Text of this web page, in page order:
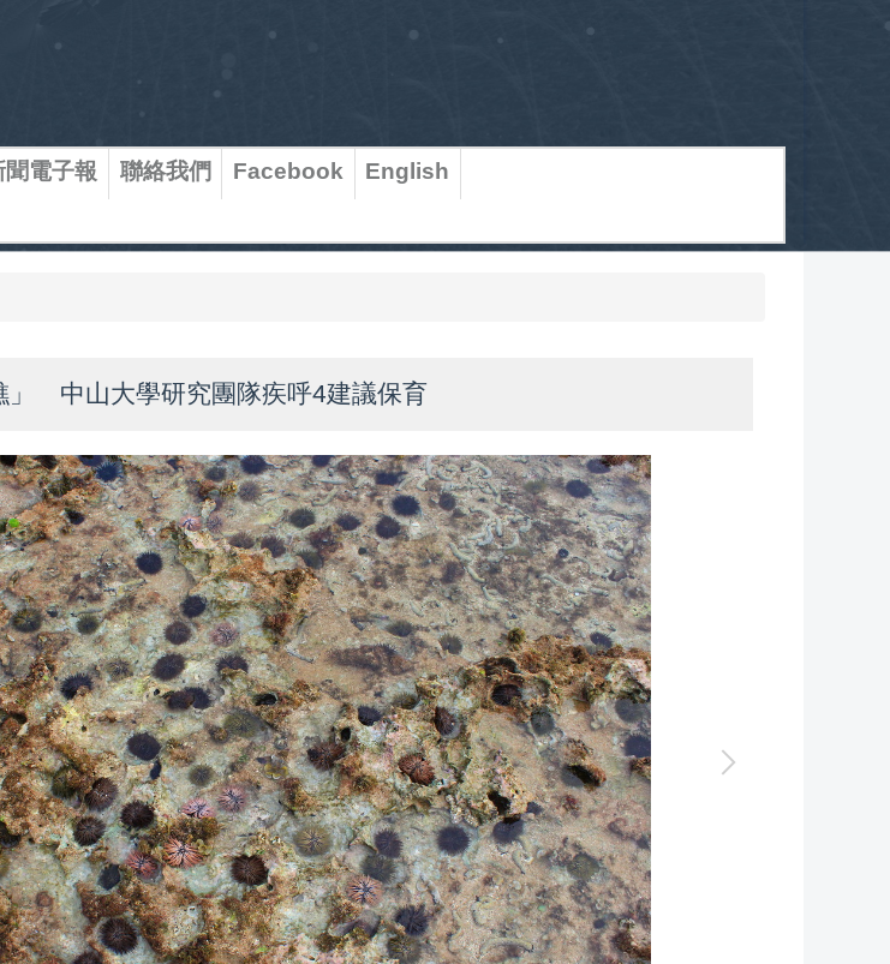
聞電子報 聯絡我們 Facebook English
」 中山大學研究團隊疾呼4建議保育